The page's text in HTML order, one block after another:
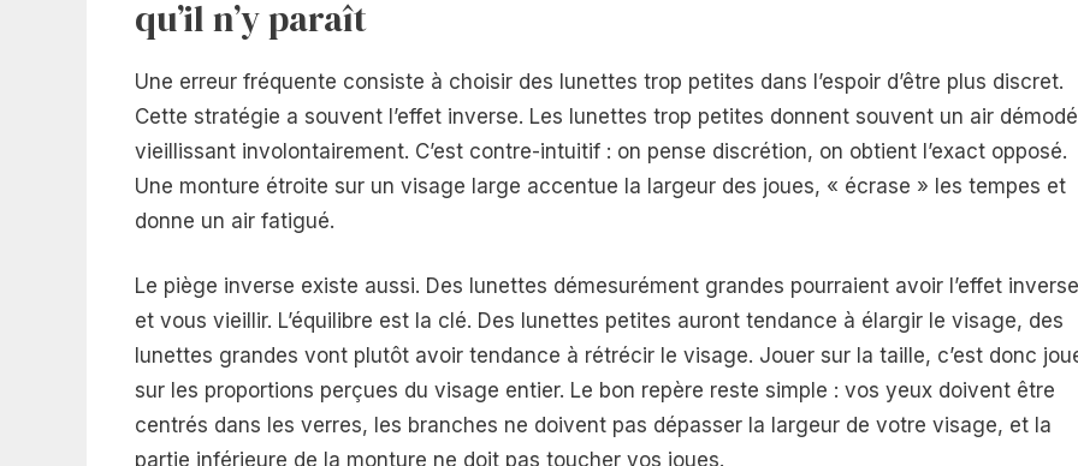
qu’il n’y paraît
Une erreur fréquente consiste à choisir des lunettes trop petites dans l’espoir d’être plus discret.
Cette stratégie a souvent l’effet inverse. Les lunettes trop petites donnent souvent un air
vieillissant involontairement. C’est contre-intuitif : on pense discrétion, on obtient l’exact opposé.
Une monture étroite sur un visage large accentue la largeur des joues, « écrase » les tempes et
donne un air fatigué.
Le piège inverse existe aussi. Des lunettes démesurément grandes pourraient avoir l’effet inverse
et vous vieillir. L’équilibre est la clé. Des lunettes petites auront tendance à élargir le visage, des
lunettes grandes vont plutôt avoir tendance à rétrécir le visage. Jouer sur la taille, c’est donc
sur les proportions perçues du visage entier. Le bon repère reste simple : vos yeux doivent être
centrés dans les verres, les branches ne doivent pas dépasser la largeur de votre visage, et la
partie inférieure de la monture ne doit pas toucher vos joues.